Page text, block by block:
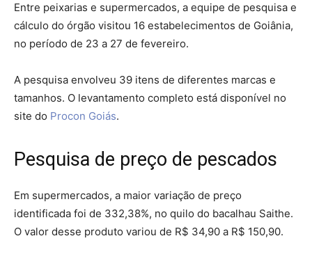
Entre peixarias e supermercados, a equipe de pesquisa e
cálculo do órgão visitou 16 estabelecimentos de Goiânia,
no período de 23 a 27 de fevereiro.
A pesquisa envolveu 39 itens de diferentes marcas e
tamanhos. O levantamento completo está disponível no
site do Procon Goiás.
Pesquisa de preço de pescados
Em supermercados, a maior variação de preço
identificada foi de 332,38%, no quilo do bacalhau Saithe.
O valor desse produto variou de R$ 34,90 a R$ 150,90.